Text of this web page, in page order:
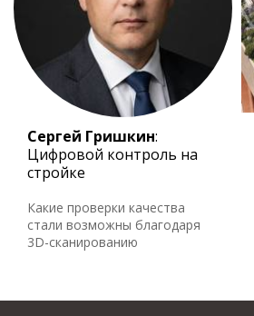
Сергей Гришкин:
Цифровой контроль на
стройке
Какие проверки качества
стали возможны благодаря
3D-сканированию